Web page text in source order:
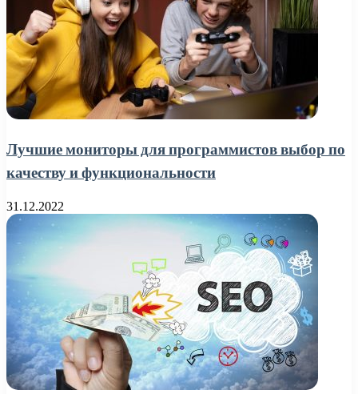
Лучшие мониторы для программистов выбор по
качеству и функциональности
31.12.2022